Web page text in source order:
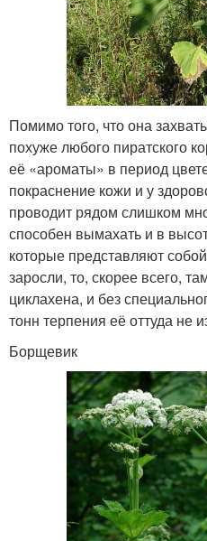
Помимо того, что она
похуже любого пиратского
её «ароматы» в период
покраснение кожи и у
проводит рядом слишком
способен вымахать и в
которые представляют
заросли, то, скорее всего,
циклахена, и без
тонн терпения её оттуда не
Борщевик